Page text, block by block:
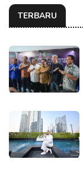
TERBARU